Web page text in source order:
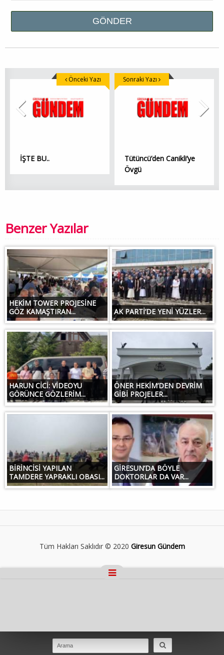
İŞTE BU..
Önceki Yazı
Tütüncü’den Canikli’ye
Övgü
Sonraki Yazı
Benzer Yazılar
HEKİM TOWER PROJESİNE
GÖZ KAMAŞTIRAN...
AK PARTİ’DE YENİ YÜZLER...
HARUN CİCİ: VİDEOYU
GÖRÜNCE GÖZLERİM...
ÖNER HEKİM’DEN DEVRİM
GİBİ PROJELER...
BİRİNCİSİ YAPILAN
TAMDERE YAPRAKLI OBASI...
GİRESUN’DA BÖYLE
DOKTORLAR DA VAR...
Tüm Hakları Saklıdır © 2020 Giresun Gündem